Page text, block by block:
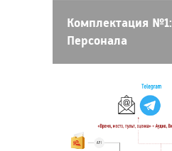
Комплектация №1:
Персонала